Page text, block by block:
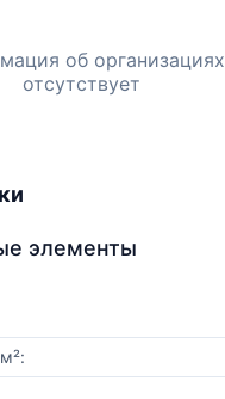
об организациях
отсутствует
элементы